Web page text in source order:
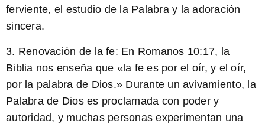
ferviente, el estudio de la Palabra y la adoración
sincera.
3. Renovación de la fe: En Romanos 10:17, la
Biblia nos enseña que «la fe es por el oír, y el oír,
por la palabra de Dios.» Durante un avivamiento, la
Palabra de Dios es proclamada con poder y
autoridad, y muchas personas experimentan una